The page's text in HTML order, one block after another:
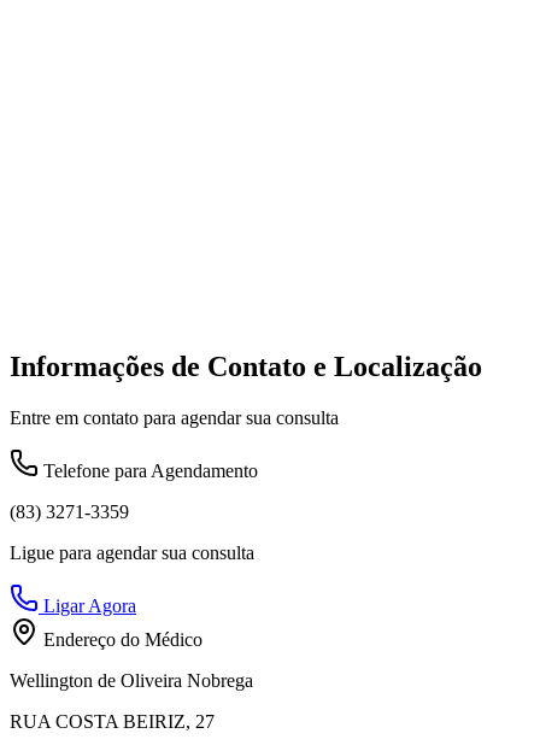
Informações de Contato e Localização
Entre em contato para agendar sua consulta
Telefone para Agendamento
(83) 3271-3359
Ligue para agendar sua consulta
Ligar Agora
Endereço do Médico
Wellington de Oliveira Nobrega
RUA COSTA BEIRIZ, 27